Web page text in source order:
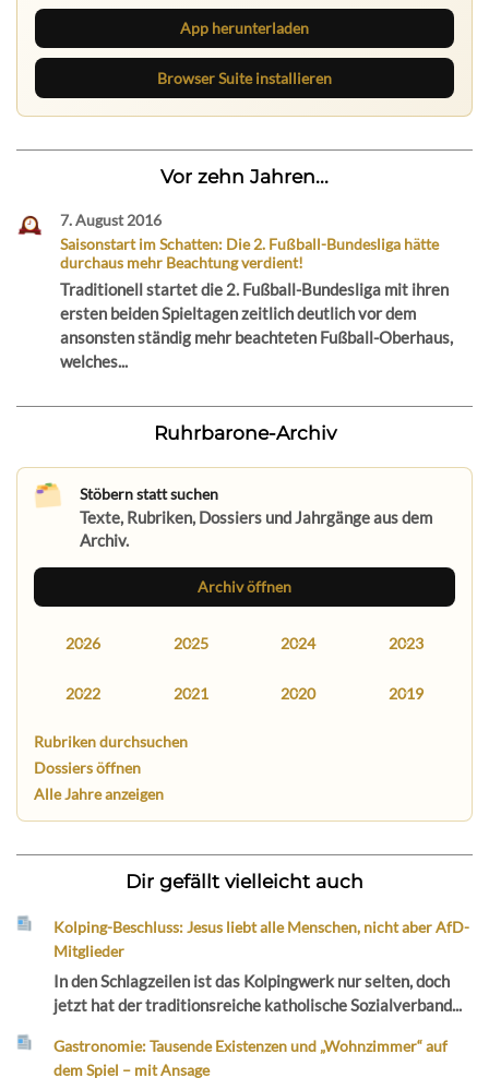
App herunterladen
Browser Suite installieren
Vor zehn Jahren...
7. August 2016
Saisonstart im Schatten: Die 2. Fußball-Bundesliga hätte
durchaus mehr Beachtung verdient!
Traditionell startet die 2. Fußball-Bundesliga mit ihren
ersten beiden Spieltagen zeitlich deutlich vor dem
ansonsten ständig mehr beachteten Fußball-Oberhaus,
welches...
Ruhrbarone-Archiv
Stöbern statt suchen
Texte, Rubriken, Dossiers und Jahrgänge aus dem
Archiv.
Archiv öffnen
2026 2025 2024 2023
2022 2021 2020 2019
Rubriken durchsuchen
Dossiers öffnen
Alle Jahre anzeigen
Dir gefällt vielleicht auch
Kolping-Beschluss: Jesus liebt alle Menschen, nicht aber AfD-
Mitglieder
In den Schlagzeilen ist das Kolpingwerk nur selten, doch
jetzt hat der traditionsreiche katholische Sozialverband...
Gastronomie: Tausende Existenzen und „Wohnzimmer“ auf
dem Spiel – mit Ansage